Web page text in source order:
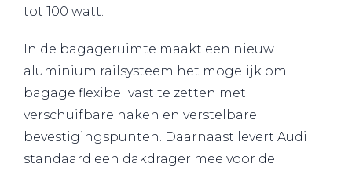
tot 100 watt.
In de bagageruimte maakt een nieuw
aluminium railsysteem het mogelijk om
bagage flexibel vast te zetten met
verschuifbare haken en verstelbare
bevestigingspunten. Daarnaast levert Audi
standaard een dakdrager mee voor de